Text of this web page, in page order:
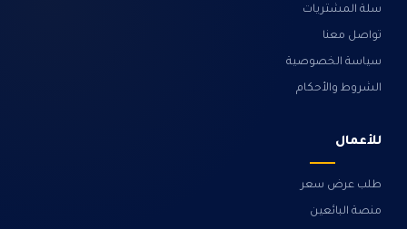
سلة المشتريات
تواصل معنا
سياسة الخصوصية
الشروط والأحكام
للأعمال
طلب عرض سعر
منصة البائعين